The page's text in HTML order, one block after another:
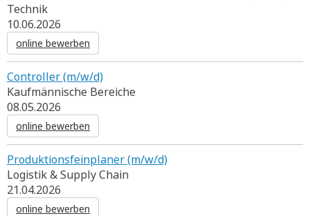
Technik
10.06.2026
online bewerben
Controller (m/w/d)
Kaufmännische Bereiche
08.05.2026
online bewerben
Produktionsfeinplaner (m/w/d)
Logistik & Supply Chain
21.04.2026
online bewerben